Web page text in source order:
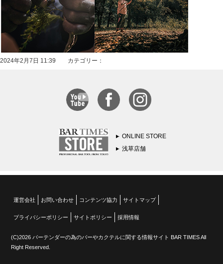
2024年2月7日 11:39 カテゴリー：
ONLINE STORE
浅草店舗
運営会社 お問い合わせ コンテンツ協力 サイトマップ
プライバシーポリシー サイトポリシー 採用情報
(C)2026 バーテンダーの為のバーやカクテルに関する情報サイト BAR TIMES All
Right Reserved.